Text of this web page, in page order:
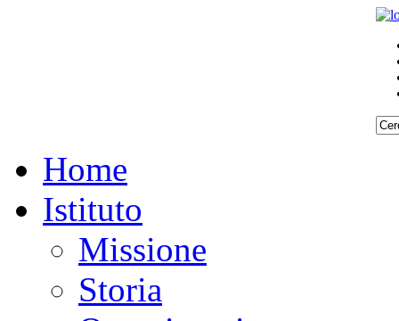
Home
Istituto
Missione
Storia